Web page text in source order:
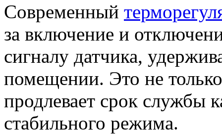
Современный
за включение и
сигналу датчика,
помещении. Это не
продлевает срок службы
стабильного режима.